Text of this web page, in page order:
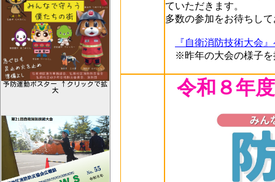
予防運動ポスター ↑クリックで拡
大
ていただきます。
多数の参加をお待ちし
『自衛消防技術大会
※昨年の大会の様子を
令和８年